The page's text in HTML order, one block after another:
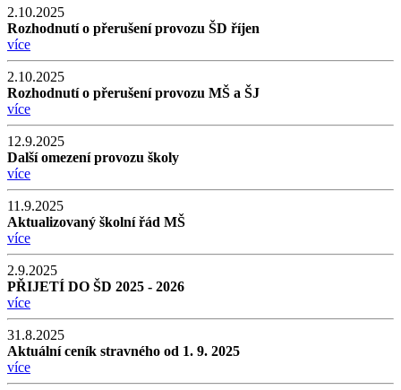
2.10.2025
Rozhodnutí o přerušení provozu ŠD říjen
více
2.10.2025
Rozhodnutí o přerušení provozu MŠ a ŠJ
více
12.9.2025
Další omezení provozu školy
více
11.9.2025
Aktualizovaný školní řád MŠ
více
2.9.2025
PŘIJETÍ DO ŠD 2025 - 2026
více
31.8.2025
Aktuální ceník stravného od 1. 9. 2025
více